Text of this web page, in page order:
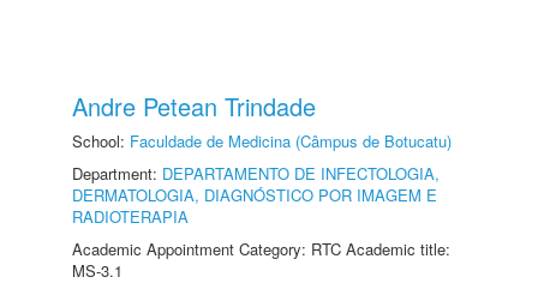
Andre Petean Trindade
School: Faculdade de Medicina (Câmpus de Botucatu)
Department: DEPARTAMENTO DE INFECTOLOGIA,
DERMATOLOGIA, DIAGNÓSTICO POR IMAGEM E
RADIOTERAPIA
Academic Appointment Category: RTC Academic title:
MS-3.1